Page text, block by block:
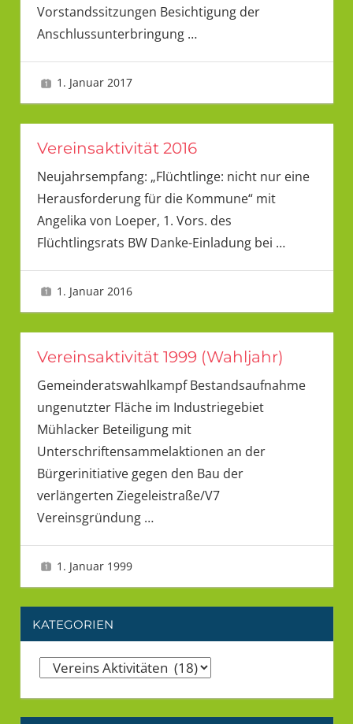
Vorstandssitzungen Besichtigung der
Anschlussunterbringung …
1. Januar 2017
Vereinsaktivität 2016
Neujahrsempfang: „Flüchtlinge: nicht nur eine
Herausforderung für die Kommune“ mit
Angelika von Loeper, 1. Vors. des
Flüchtlingsrats BW Danke-Einladung bei …
1. Januar 2016
Vereinsaktivität 1999 (Wahljahr)
Gemeinderatswahlkampf Bestandsaufnahme
ungenutzter Fläche im Industriegebiet
Mühlacker Beteiligung mit
Unterschriftensammelaktionen an der
Bürgerinitiative gegen den Bau der
verlängerten Ziegeleistraße/V7
Vereinsgründung …
1. Januar 1999
KATEGORIEN
Kategorien